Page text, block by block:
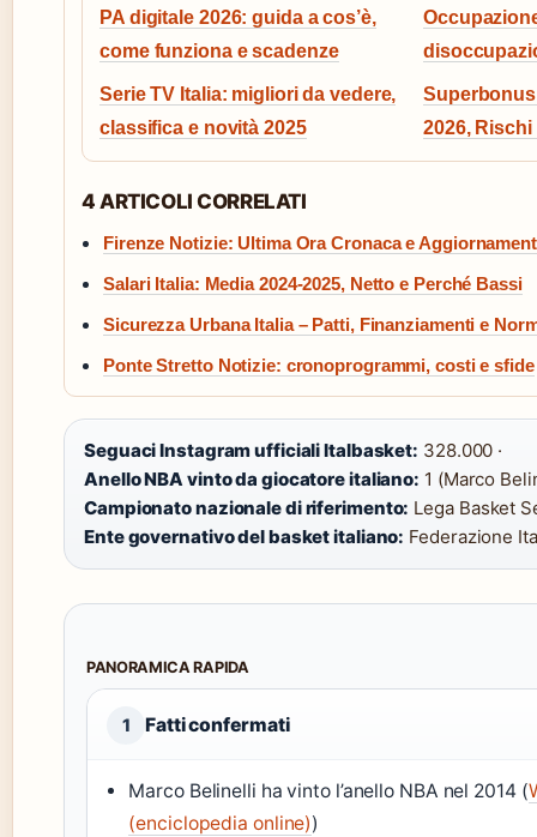
PA digitale 2026: guida a cos’è,
come funziona e scadenze
Serie TV Italia: migliori da vedere,
classifica e novità 2025
2026,
4 ARTICOLI CORRELATI
Firenze Notizie: Ultima Ora Cronaca e
Salari Italia: Media 2024-2025, Netto e Perché Bassi
Sicurezza Urbana Italia – Patti, Finanziamenti e
Ponte Stretto Notizie: cronoprogrammi, costi e sfide
Seguaci Instagram ufficiali Italbasket: 328.000 ·
Anello NBA vinto da giocatore italiano: 1 (Marco
Campionato nazionale di riferimento: Lega Basket
Ente governativo del basket italiano: Federazione
PANORAMICA RAPIDA
1 Fatti confermati
Marco Belinelli ha vinto l’anello NBA nel 2014 (
(enciclopedia online))